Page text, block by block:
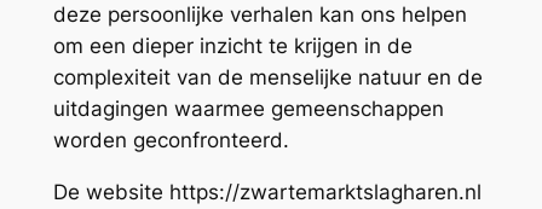
deze persoonlijke verhalen kan ons helpen
om een dieper inzicht te krijgen in de
complexiteit van de menselijke natuur en de
uitdagingen waarmee gemeenschappen
worden geconfronteerd.
De website https://zwartemarktslagharen.nl